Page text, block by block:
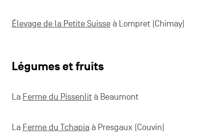
Élevage de la Petite Suisseà Lompret (Chimay)
Légumes et fruits
La Ferme du Pissenlità Beaumont
La Ferme du Tchapiaà Presgaux (Couvin)